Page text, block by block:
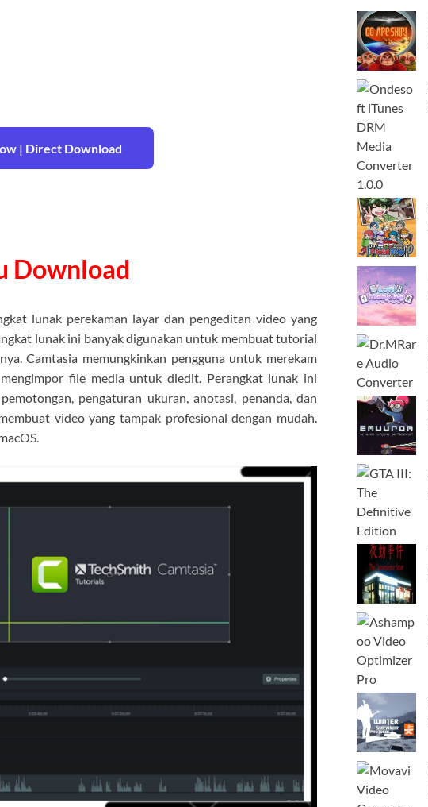
| Direct Download
Download
lunak perekaman layar dan pengeditan video yang
lunak ini banyak digunakan untuk membuat tutorial
Camtasia memungkinkan pengguna untuk merekam
file media untuk diedit. Perangkat lunak ini
pengaturan ukuran, anotasi, penanda, dan
video yang tampak profesional dengan mudah.